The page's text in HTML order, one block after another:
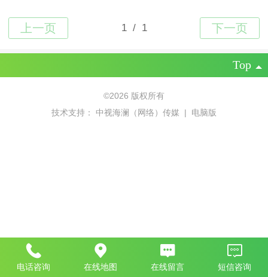
Top
©2026 版权所有
技术支持： 中视海澜（网络）传媒 | 电脑版
电话咨询 在线地图 在线留言 短信咨询